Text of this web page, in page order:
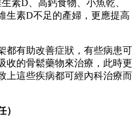
素D、高鈣食物、小魚乾、
生素D不足的產婦，更應提高
都有助改善症狀，有些病患可
收的骨鬆藥物來治療，此時更
上這些疾病都可經內科治療而
）